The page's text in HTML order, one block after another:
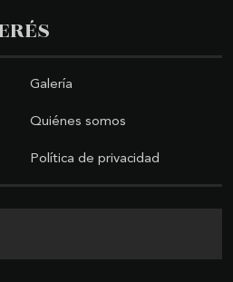
Galería
Quiénes somos
Política de privacidad